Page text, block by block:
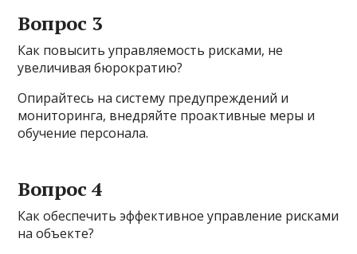
Вопрос 3
Как повысить управляемость рисками, не
увеличивая бюрократию?
Опирайтесь на систему предупреждений и
мониторинга, внедряйте проактивные меры и
обучение персонала.
Вопрос 4
Как обеспечить эффективное управление рисками
на объекте?